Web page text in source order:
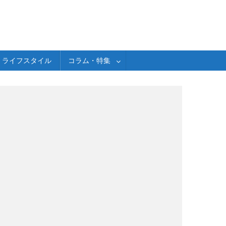
ライフスタイル コラム・特集